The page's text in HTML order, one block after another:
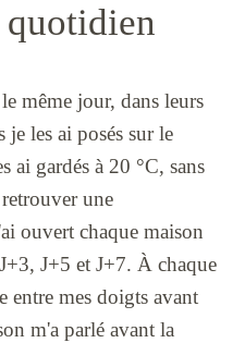
quotidien
même jour, dans leurs
je les ai posés sur le
ai gardés à 20 °C, sans
une
ouvert chaque maison
J+5 et J+7. À chaque
entre mes doigts avant
m'a parlé avant la